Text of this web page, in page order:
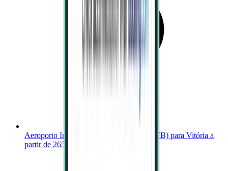
Aeroporto Internacional de Cabo Frio (CFB) para Vitória a
partir de 265 €